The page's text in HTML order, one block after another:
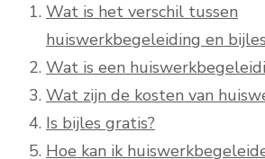
Wat is het verschil tussen
huiswerkbegeleiding en
Wat is een
Wat zijn de kosten van
Is bijles gratis?
Hoe kan ik